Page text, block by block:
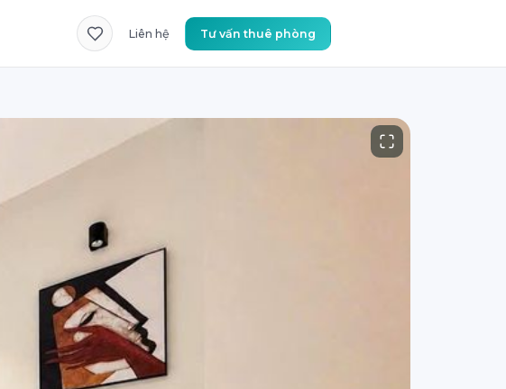
Liên hệ Tư vấn thuê phòng